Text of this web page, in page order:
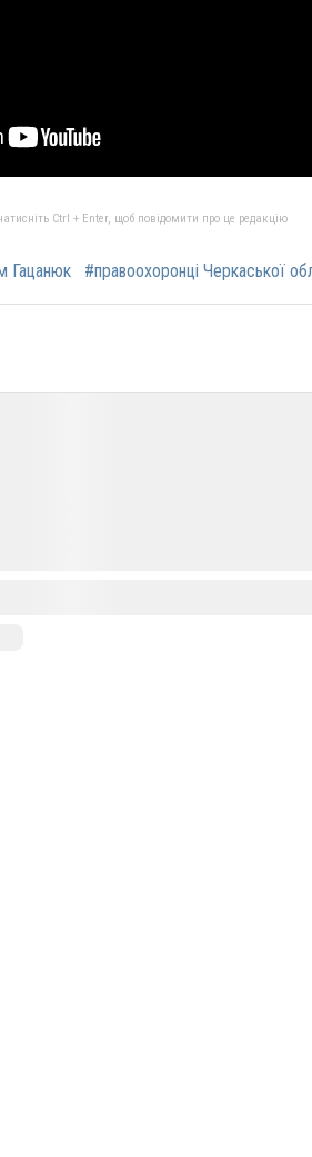
Ctrl + Enter, щоб повідомити про це редакцію
Гацанюк #правоохоронці Черкаської